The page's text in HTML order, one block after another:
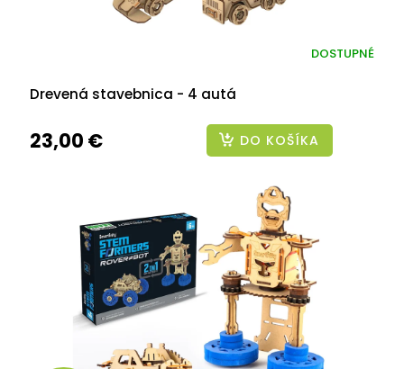
Drevená stavebnica - 4 autá
DOSTUPNÉ
23,00 € DO KOŠÍKA